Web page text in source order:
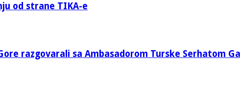
od strane TIKA-e
razgovarali sa Ambasadorom Turske Serhatom